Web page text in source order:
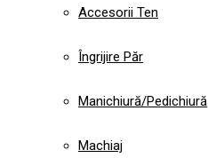
Accesorii Ten
Îngrijire Păr
Manichiură/Pedichiură
Machiaj